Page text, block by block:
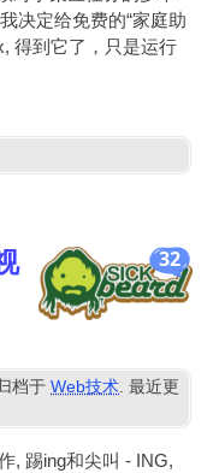
决定给免费的“家庭助
得到它了，只是运行
32
档于Web技术. 最近更
, 踢ing和尖叫 - ING,